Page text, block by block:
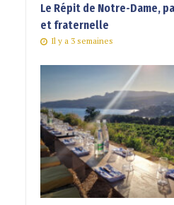
Le Répit de Notre-Dame,
et fraternelle
Il y a 3 semaines